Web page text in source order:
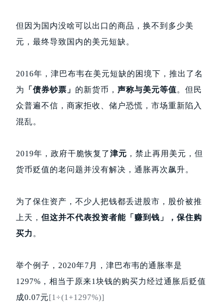
但因为国内没啥可以出口的商品，换不到多少美
元，最终导致国内的美元短缺。
2016年，津巴布韦在美元短缺的困境下，推出了名
为
「债券钞票」 的新货币， 声称与美元等值。但民
众普遍不信，商家拒收、储户恐慌，市场重新陷入
混乱。
2019年，政府干脆恢复了津元 ，禁止再用美元，但
货币贬值的老问题并没有解决，通胀再次飙升。
为了保住资产，不少人把钱都丢进股市，股价被推
上天， 但这并不代表投资者能「赚到钱」，保住购
买力 。
举个例子，2020年7月，津巴布韦的通胀率是
1297%，相当于原来1块钱的购买力经过通胀后贬值
成0.07元[1÷(1+1297%)]